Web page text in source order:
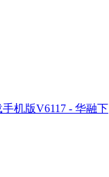
机版V6117 - 华融下